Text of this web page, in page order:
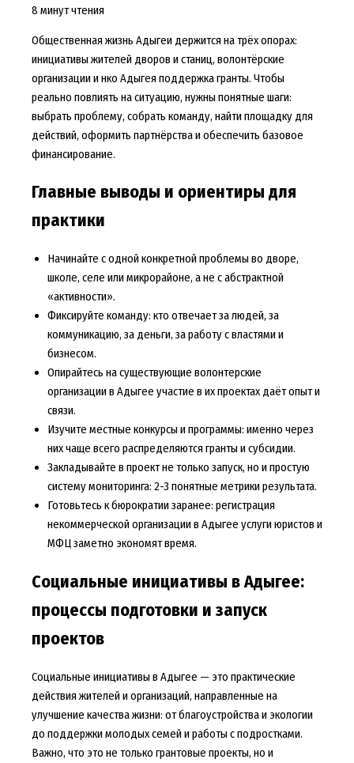
8 минут чтения
Общественная жизнь Адыгеи держится на трёх опорах:
инициативы жителей дворов и станиц, волонтёрские
организации и нко Адыгея поддержка гранты. Чтобы
реально повлиять на ситуацию, нужны понятные шаги:
выбрать проблему, собрать команду, найти площадку для
действий, оформить партнёрства и обеспечить базовое
финансирование.
Главные выводы и ориентиры для
практики
Начинайте с одной конкретной проблемы во дворе,
школе, селе или микрорайоне, а не с абстрактной
«активности».
Фиксируйте команду: кто отвечает за людей, за
коммуникацию, за деньги, за работу с властями и
бизнесом.
Опирайтесь на существующие волонтерские
организации в Адыгее участие в их проектах даёт опыт и
связи.
Изучите местные конкурсы и программы: именно через
них чаще всего распределяются гранты и субсидии.
Закладывайте в проект не только запуск, но и простую
систему мониторинга: 2-3 понятные метрики результата.
Готовьтесь к бюрократии заранее: регистрация
некоммерческой организации в Адыгее услуги юристов и
МФЦ заметно экономят время.
Социальные инициативы в Адыгее:
процессы подготовки и запуск
проектов
Социальные инициативы в Адыгее — это практические
действия жителей и организаций, направленные на
улучшение качества жизни: от благоустройства и экологии
до поддержки молодых семей и работы с подростками.
Важно, что это не только грантовые проекты, но и